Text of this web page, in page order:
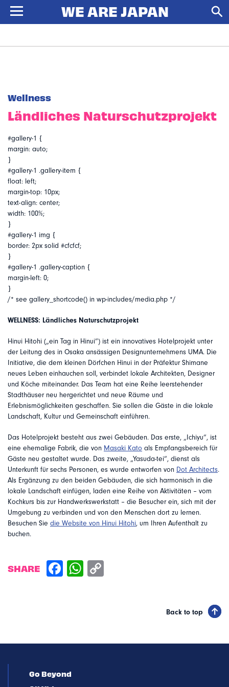
Wellness
Ländliches Naturschutzprojekt
#gallery-1 {
margin: auto;
}
#gallery-1 .gallery-item {
float: left;
margin-top: 10px;
text-align: center;
width: 100%;
}
#gallery-1 img {
border: 2px solid #cfcfcf;
}
#gallery-1 .gallery-caption {
margin-left: 0;
}
/* see gallery_shortcode() in wp-includes/media.php */
WELLNESS: Ländliches Naturschutzprojekt
Hinui Hitohi („ein Tag in Hinui“) ist ein innovatives Hotelprojekt unter
der Leitung des in Osaka ansässigen Designunternehmens UMA. Die
Initiative, die dem kleinen Dörfchen Hinui in der Präfektur Shimane
neues Leben einhauchen soll, verbindet lokale Architekten, Designer
und Köche miteinander. Das Team hat eine Reihe leerstehender
Stadthäuser neu hergerichtet und neue Räume und
Erlebnismöglichkeiten geschaffen. Sie sollen die Gäste in die lokale
Landschaft, Kultur und Gemeinschaft einführen.
Das Hotelprojekt besteht aus zwei Gebäuden. Das erste, „Ichiyu“, ist
eine ehemalige Fabrik, die von Masaki Kato als Empfangsbereich für
Gäste neu gestaltet wurde. Das zweite, „Yasuda-tei“, dienst als
Unterkunft für sechs Personen, es wurde entworfen von Dot Architects.
Als Ergänzung zu den beiden Gebäuden, die sich harmonisch in die
lokale Landschaft einfügen, laden eine Reihe von Aktivitäten – vom
Kochkurs bis zur Handwerkswerkstatt – die Besucher ein, sich mit der
Umgebung zu verbinden und von den Menschen dort zu lernen.
Besuchen Sie die Website von Hinui Hitohi, um Ihren Aufenthalt zu
buchen.
SHARE
Back to top
Go Beyond